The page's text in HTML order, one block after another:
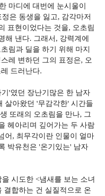
마디에 대번에 눈시울이
은 동생을 잃고, 감각마저
표현이었다는 것을, 오초림
해 낸다. 그래서, 강력계에
림과 딜을 하기 위해 마지
레 변하던 그의 표정은, 오
드러난다.
'였던 장난기많은 한 남자
살아왔던 '무감각한' 시간들
또래의 오초림을 만나, 그
헤아리며 깊어가는 두 사람
어, 최무각이란 인물이 얼마
박유천은 '온기있는' 남자
시도한 <냄새를 보는 소녀
결합하는 건 실질적으로 온